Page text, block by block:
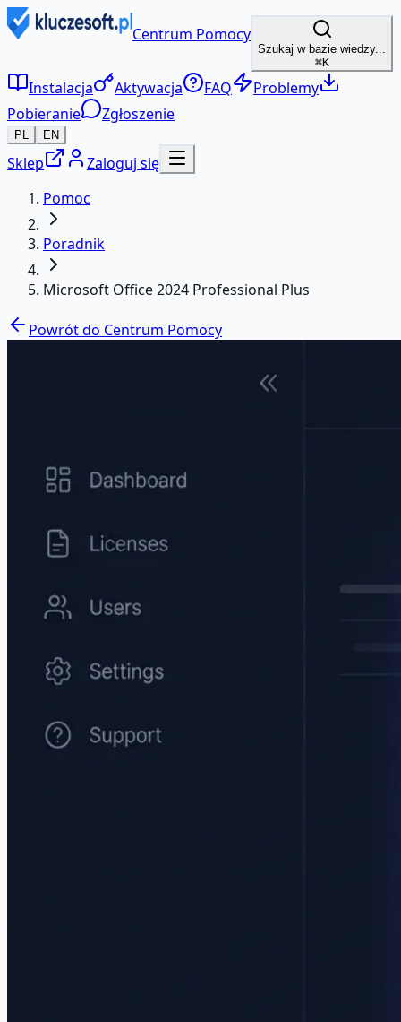
Centrum Pomocy
Szukaj w bazie wiedzy...
⌘K
Instalacja Aktywacja FAQ
Problemy
Pobieranie
Zgłoszenie
PL EN
Sklep
Zaloguj się
Pomoc
Poradnik
Microsoft Office 2024 Professional Plus
Powrót do Centrum Pomocy